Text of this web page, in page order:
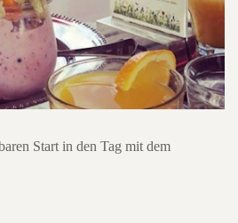
Start in den Tag mit dem